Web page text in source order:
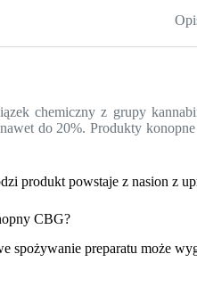
chemiczny z grupy
do 20%. Produkty
produkt powstaje z nasion z
CBG?
spożywanie preparatu może